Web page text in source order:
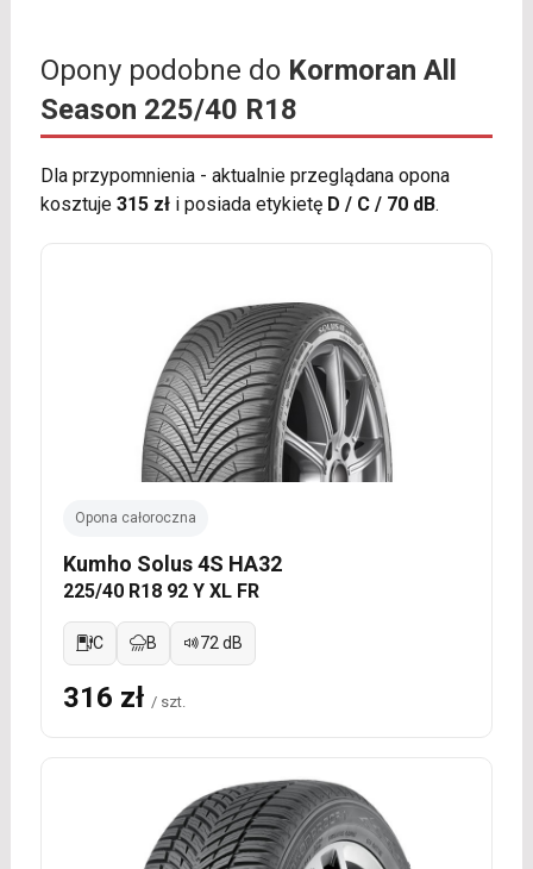
Opony podobne do Kormoran All
Season 225/40 R18
Dla przypomnienia - aktualnie przeglądana opona
kosztuje 315 złi posiada etykietę D / C / 70 dB.
Opona całoroczna
Kumho Solus 4S HA32
225/40 R18 92 Y XL FR
C B 72 dB
316 zł / szt.